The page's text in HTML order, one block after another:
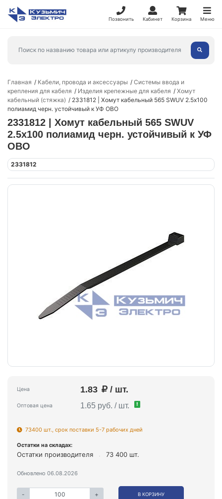
Позвонить Кабинет Корзина Меню
Главная Кабели, провода и аксессуары
Системы ввода и
крепления для кабеля
Изделия крепежные для кабеля
Хомут
кабельный (стяжка)
2331812 | Хомут кабельный 565 SWUV 2.5х100
полиамид черн. устойчивый к УФ OBO
2331812 | Хомут кабельный 565 SWUV
2.5х100 полиамид черн. устойчивый к УФ
OBO
2331812
Цена 1.83 / шт.
Оптовая цена 1.65 руб. / шт. !
73400 шт., срок поставки 5-7 рабочих дней
Остатки на складах:
Остатки производителя 73 400 шт.
Обновлено 06.08.2026
- + В КОРЗИНУ